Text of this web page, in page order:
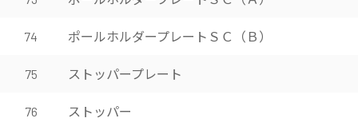
74 ポールホルダープレートＳＣ（Ｂ）
75 ストッパープレート
76 ストッパー